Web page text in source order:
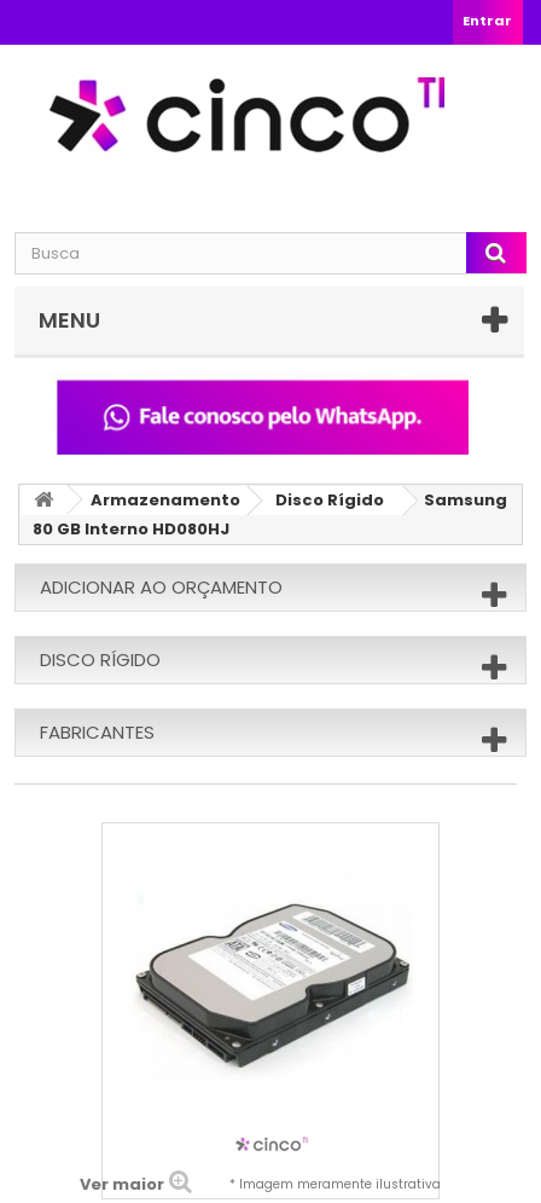
Entrar
MENU
Armazenamento Disco Rígido
Samsung
80 GB Interno HD080HJ
ADICIONAR AO ORÇAMENTO
DISCO RÍGIDO
FABRICANTES
Ver maior * Imagem meramente ilustrativa